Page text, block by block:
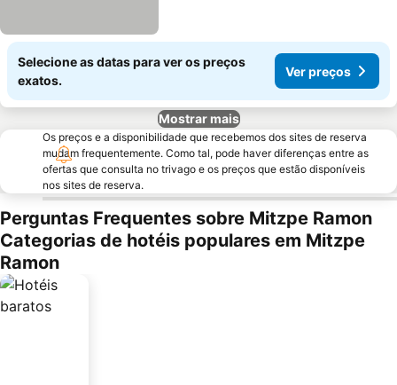
Selecione as datas para ver os preços
exatos.
Ver preços
Mostrar mais
Os preços e a disponibilidade que recebemos dos sites de reserva
mudam frequentemente. Como tal, pode haver diferenças entre as
ofertas que consulta no trivago e os preços que estão disponíveis
nos sites de reserva.
Perguntas Frequentes sobre Mitzpe Ramon
Categorias de hotéis populares em Mitzpe
Ramon